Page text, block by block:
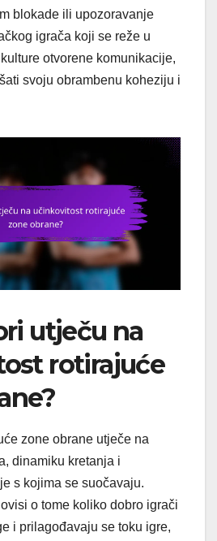
blokade ili upozoravanje
igrača koji se reže u
otvorene komunikacije,
svoju obrambenu koheziju i
utječu na
rotirajuće
zone obrane utječe na
dinamiku kretanja i
s kojima se suočavaju.
o tome koliko dobro igrači
i prilagođavaju se toku igre,